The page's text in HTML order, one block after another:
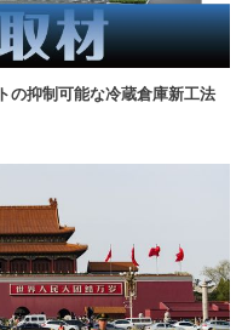
の抑制可能な冷蔵倉庫新工法